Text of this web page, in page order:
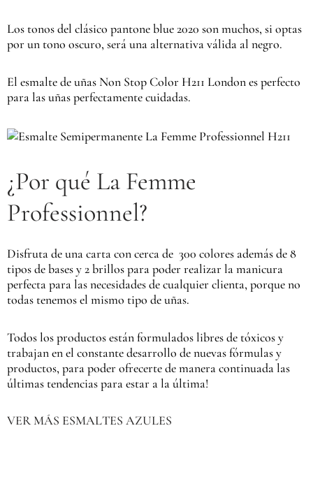
Los tonos del clásico pantone blue 2020 son muchos, si optas
por un tono oscuro, será una alternativa válida al negro.
El esmalte de uñas Non Stop Color H211 London es perfecto
para las uñas perfectamente cuidadas.
¿Por qué La Femme
Professionnel?
Disfruta de una carta con cerca de 300 colores además de 8
tipos de bases y 2 brillos para poder realizar la manicura
perfecta para las necesidades de cualquier clienta, porque no
todas tenemos el mismo tipo de uñas.
Todos los productos están formulados libres de tóxicos y
trabajan en el constante desarrollo de nuevas fórmulas y
productos, para poder ofrecerte de manera continuada las
últimas tendencias para estar a la última!
VER MÁS ESMALTES AZULES